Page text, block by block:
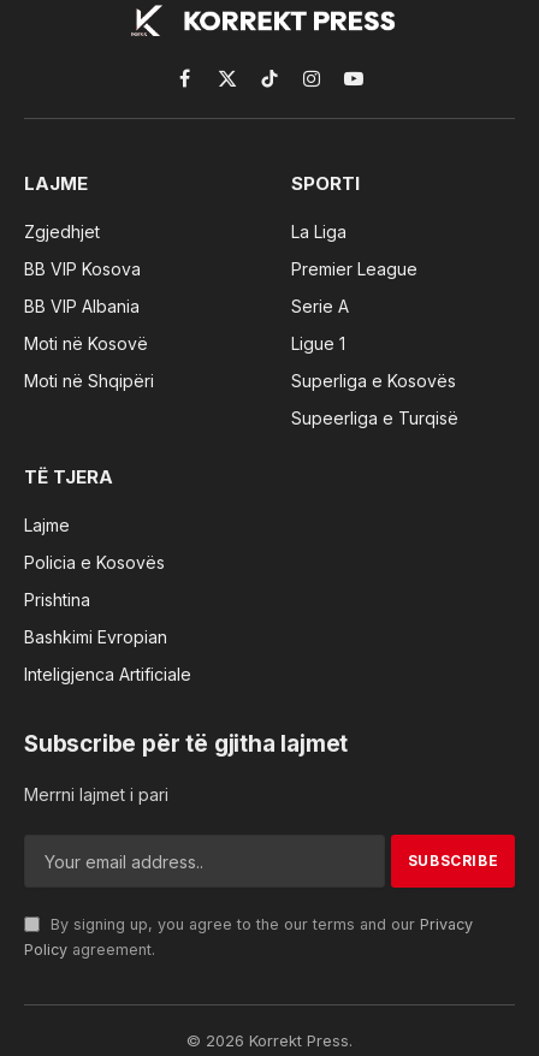
Facebook
X
(Twitter)
TikTokInstagramYouTube
LAJME
Zgjedhjet
BB VIP Kosova
BB VIP Albania
Moti në Kosovë
Moti në Shqipëri
SPORTI
La Liga
Premier League
Serie A
Ligue 1
Superliga e Kosovës
Supeerliga e Turqisë
TË TJERA
Lajme
Policia e Kosovës
Prishtina
Bashkimi Evropian
Inteligjenca Artificiale
Subscribe për të gjitha lajmet
Merrni lajmet i pari
By signing up, you agree to the our terms and our Privacy
Policy agreement.
© 2026 Korrekt Press.